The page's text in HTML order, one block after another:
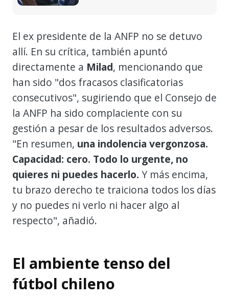
El ex presidente de la ANFP no se detuvo
allí. En su crítica, también apuntó
directamente a Milad, mencionando que
han sido "dos fracasos clasificatorias
consecutivos", sugiriendo que el Consejo de
la ANFP ha sido complaciente con su
gestión a pesar de los resultados adversos.
"En resumen, una indolencia vergonzosa.
Capacidad: cero. Todo lo urgente, no
quieres ni puedes hacerlo. Y más encima,
tu brazo derecho te traiciona todos los días
y no puedes ni verlo ni hacer algo al
respecto", añadió.
El ambiente tenso del
fútbol chileno